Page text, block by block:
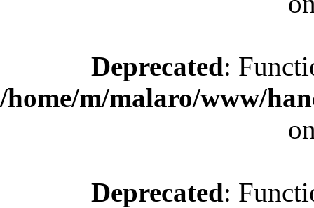
Deprecated:
/home/m/malaro/www/
Deprecated: